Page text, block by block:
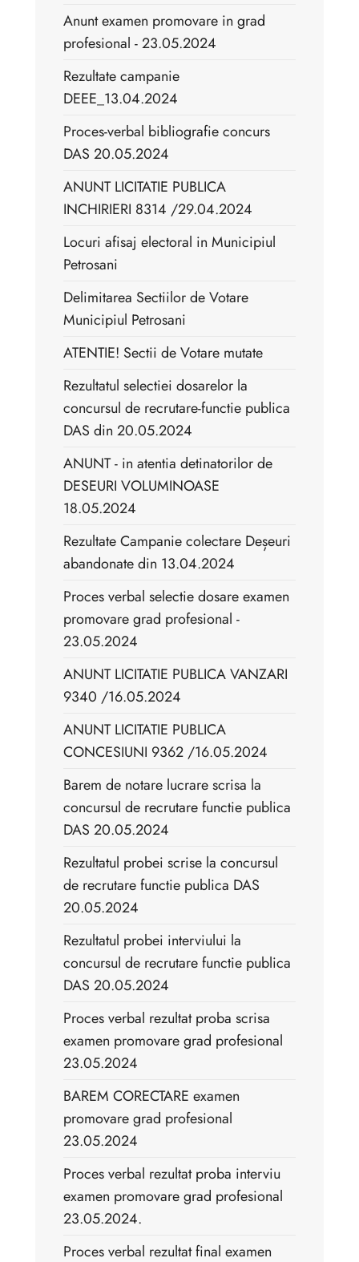
Anunt examen promovare in grad
profesional - 23.05.2024
Rezultate campanie
DEEE_13.04.2024
Proces-verbal bibliografie concurs
DAS 20.05.2024
ANUNT LICITATIE PUBLICA
INCHIRIERI 8314 /29.04.2024
Locuri afisaj electoral in Municipiul
Petrosani
Delimitarea Sectiilor de Votare
Municipiul Petrosani
ATENTIE! Sectii de Votare mutate
Rezultatul selectiei dosarelor la
concursul de recrutare-functie publica
DAS din 20.05.2024
ANUNT - in atentia detinatorilor de
DESEURI VOLUMINOASE
18.05.2024
Rezultate Campanie colectare Deșeuri
abandonate din 13.04.2024
Proces verbal selectie dosare examen
promovare grad profesional -
23.05.2024
ANUNT LICITATIE PUBLICA VANZARI
9340 /16.05.2024
ANUNT LICITATIE PUBLICA
CONCESIUNI 9362 /16.05.2024
Barem de notare lucrare scrisa la
concursul de recrutare functie publica
DAS 20.05.2024
Rezultatul probei scrise la concursul
de recrutare functie publica DAS
20.05.2024
Rezultatul probei interviului la
concursul de recrutare functie publica
DAS 20.05.2024
Proces verbal rezultat proba scrisa
examen promovare grad profesional
23.05.2024
BAREM CORECTARE examen
promovare grad profesional
23.05.2024
Proces verbal rezultat proba interviu
examen promovare grad profesional
23.05.2024.
Proces verbal rezultat final examen